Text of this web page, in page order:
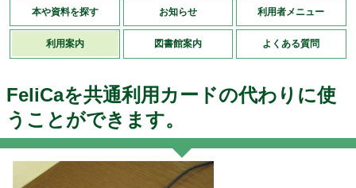
本や資料を探す お知らせ 利用者メニュー
利用案内 図書館案内 よくある質問
FeliCaを共通利用カードの代わりに使
うことができます。